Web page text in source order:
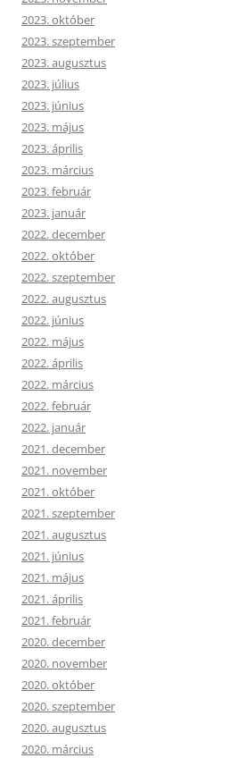
2023. október
2023. szeptember
2023. augusztus
2023. július
2023. június
2023. május
2023. április
2023. március
2023. február
2023. január
2022. december
2022. október
2022. szeptember
2022. augusztus
2022. június
2022. május
2022. április
2022. március
2022. február
2022. január
2021. december
2021. november
2021. október
2021. szeptember
2021. augusztus
2021. június
2021. május
2021. április
2021. február
2020. december
2020. november
2020. október
2020. szeptember
2020. augusztus
2020. március